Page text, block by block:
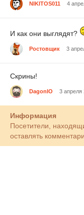
NIKITOS011 4
И как они выглядят?
Ростовщик 3
Скрины!
DagonIO 3 апреля
Информация
Посетители,
оставлять